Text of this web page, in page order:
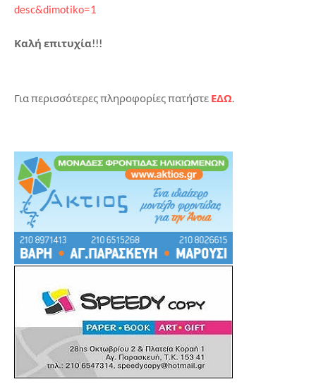
desc&dimotiko=1
Καλή επιτυχία!!!
Για περισσότερες πληροφορίες πατήστε ΕΔΩ.